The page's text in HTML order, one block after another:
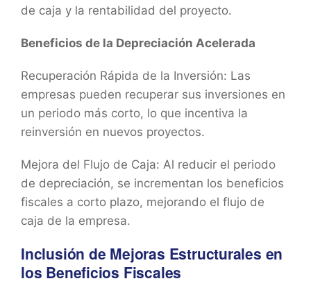
de caja y la rentabilidad del proyecto.
Beneficios de la Depreciación Acelerada
Recuperación Rápida de la Inversión: Las
empresas pueden recuperar sus inversiones en
un periodo más corto, lo que incentiva la
reinversión en nuevos proyectos.
Mejora del Flujo de Caja: Al reducir el periodo
de depreciación, se incrementan los beneficios
fiscales a corto plazo, mejorando el flujo de
caja de la empresa.
Inclusión de Mejoras Estructurales en
los Beneficios Fiscales